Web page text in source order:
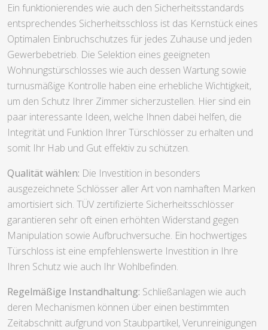
Ein funktionierendes wie auch den Sicherheitsstandards
entsprechendes Sicherheitsschloss ist das Kernstück eines
Optimalen Einbruchschutzes für jedes Zuhause und jeden
Gewerbebetrieb. Die Selektion eines geeigneten
Wohnungstürschlosses wie auch dessen Wartung sowie
turnusmäßige Kontrolle haben eine erhebliche Wichtigkeit,
um den Schutz Ihrer Zimmer sicherzustellen. Hier sind ein
paar interessante Ideen, welche Ihnen dabei helfen, die
Integrität und Funktion Ihrer Türschlösser zu erhalten und
somit Ihr Hab und Gut effektiv zu schützen.
Qualität wählen: Die Investition in besonders
ausgezeichnete Schlösser aller Art von namhaften Marken
amortisiert sich. TÜV zertifizierte Sicherheitsschlösser
garantieren sehr oft einen erhöhten Widerstand gegen
Manipulation sowie Aufbruchversuche. Ein hochwertiges
Türschloss ist eine empfehlenswerte Investition in Ihre
Ihren Schutz wie auch Ihr Wohlbefinden.
Regelmäßige Instandhaltung: Schließanlagen wie auch
deren Mechanismen können über einen bestimmten
Zeitabschnitt aufgrund von Staubpartikel, Verunreinigungen